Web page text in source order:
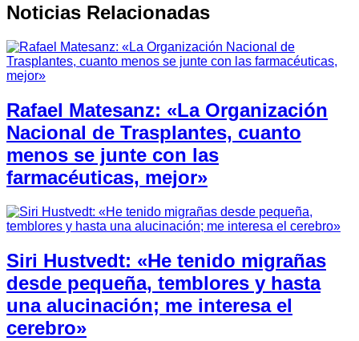
Noticias Relacionadas
Rafael Matesanz: «La Organización
Nacional de Trasplantes, cuanto
menos se junte con las
farmacéuticas, mejor»
Siri Hustvedt: «He tenido migrañas
desde pequeña, temblores y hasta
una alucinación; me interesa el
cerebro»